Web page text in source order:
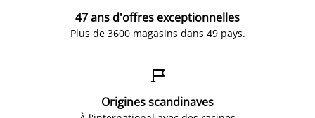
47 ans d'offres exceptionnelles
Plus de 3600 magasins dans 49 pays.

Origines scandinaves